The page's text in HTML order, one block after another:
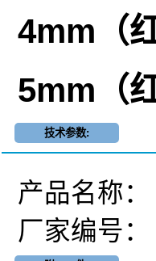
4mm（
5mm（
技术参数:
产品名称：
厂家编号：